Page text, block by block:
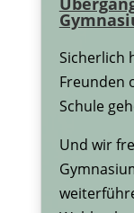
Sicherlich
Freunden
Schule
Und wir